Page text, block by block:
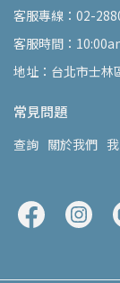
客服專線：02-
客服時間：
地址：台北市士林
常見問題
查詢 關於我們